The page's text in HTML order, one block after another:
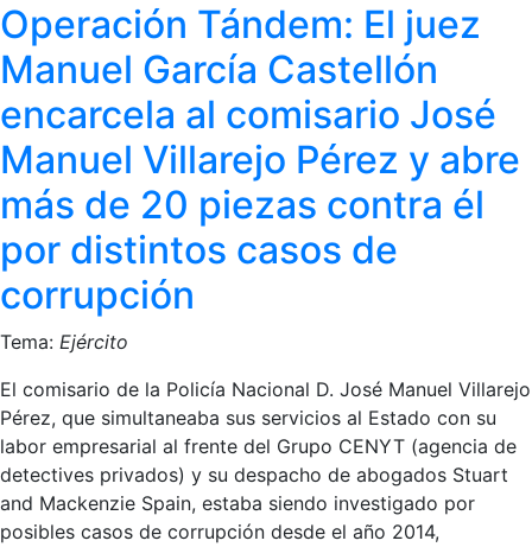
Operación Tándem: El juez
Manuel García Castellón
encarcela al comisario José
Manuel Villarejo Pérez y abre
más de 20 piezas contra él
por distintos casos de
corrupción
Tema: Ejército
El comisario de la Policía Nacional D. José Manuel Villarejo
Pérez, que simultaneaba sus servicios al Estado con su
labor empresarial al frente del Grupo CENYT (agencia de
detectives privados) y su despacho de abogados Stuart
and Mackenzie Spain, estaba siendo investigado por
posibles casos de corrupción desde el año 2014,